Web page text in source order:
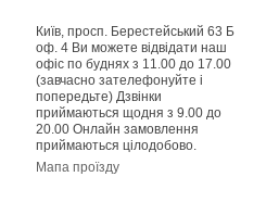
Київ, просп. Берестейський 63 Б
оф. 4 Ви можете відвідати наш
офіс по буднях з 11.00 до 17.00
(завчасно зателефонуйте і
попередьте) Дзвінки
приймаються щодня з 9.00 до
20.00 Онлайн замовлення
приймаються цілодобово.
Мапа проїзду